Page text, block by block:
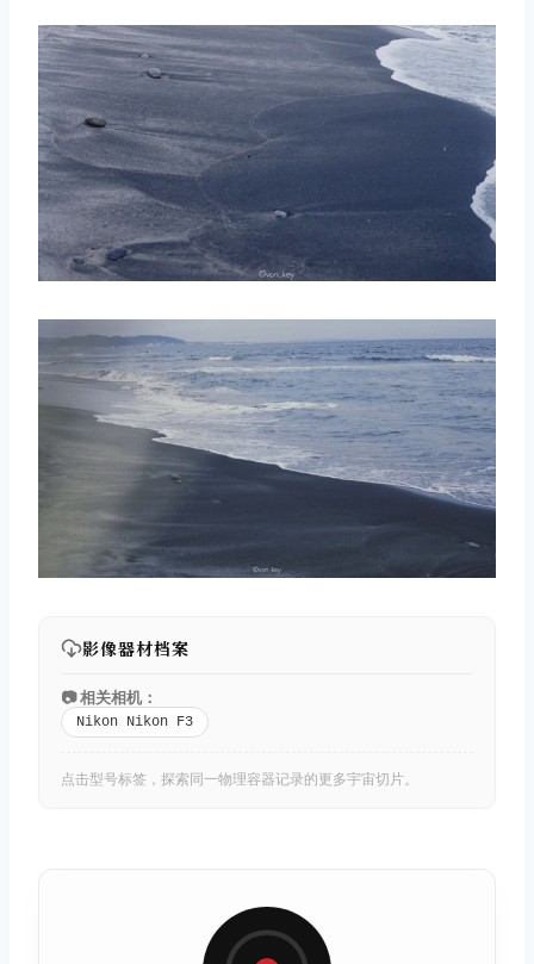
影像器材档案
📷 相关相机：
Nikon Nikon F3
点击型号标签，探索同一物理容器记录的更多宇宙切片。
取消 搜索